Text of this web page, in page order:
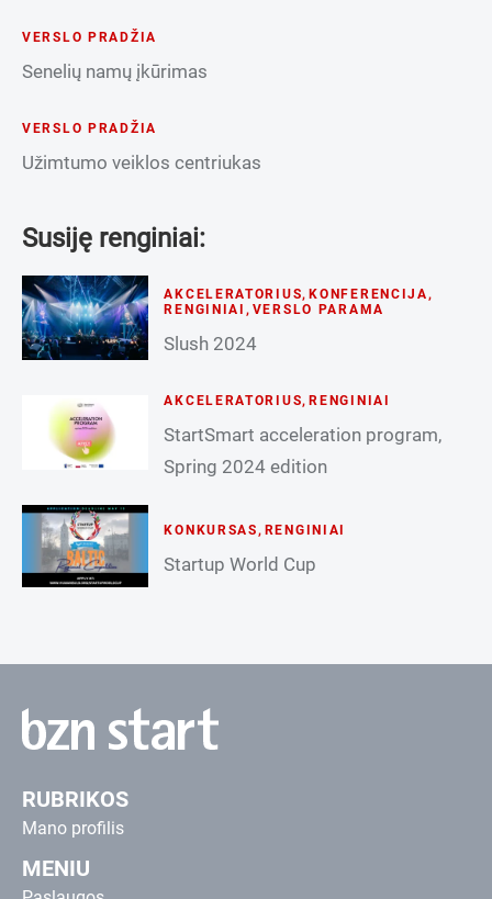
VERSLO PRADŽIA
Senelių namų įkūrimas
VERSLO PRADŽIA
Užimtumo veiklos centriukas
Susiję renginiai:
AKCELERATORIUS,KONFERENCIJA ,
RENGINIAI , VERSLO PARAMA
Slush 2024
AKCELERATORIUS,RENGINIAI
StartSmart acceleration program,
Spring 2024 edition
KONKURSAS, RENGINIAI
Startup World Cup
RUBRIKOS
Mano profilis
MENIU